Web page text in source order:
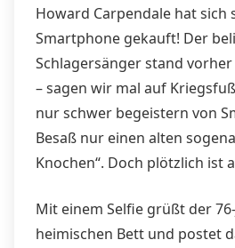
Howard Carpendale hat sich
Smartphone gekauft! Der
Schlagersänger stand
– sagen wir mal auf
nur schwer begeistern von
Besaß nur einen alten
Knochen“. Doch plötzlich ist
Mit einem Selfie grüßt der
heimischen Bett und postet